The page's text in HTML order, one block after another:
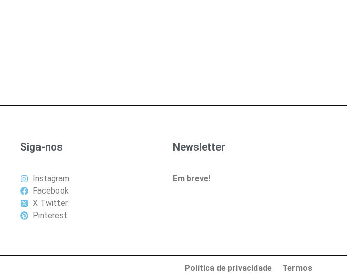
Siga-nos
Instagram
Facebook
X Twitter
Pinterest
Newsletter
Em breve!
Política de privacidade Termos